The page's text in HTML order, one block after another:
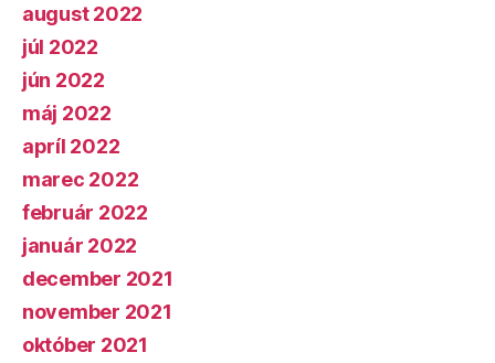
august 2022
júl 2022
jún 2022
máj 2022
apríl 2022
marec 2022
február 2022
január 2022
december 2021
november 2021
október 2021